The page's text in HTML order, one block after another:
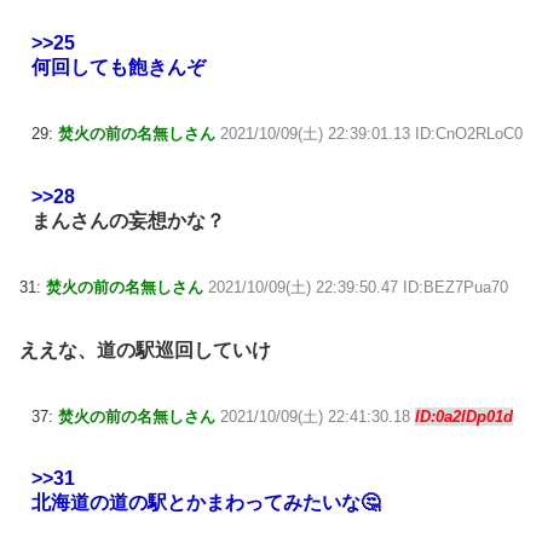
>>25
何回しても飽きんぞ
29: 焚火の前の名無しさん 2021/10/09(土) 22:39:01.13 ID:CnO2RLoC0
>>28
まんさんの妄想かな？
31: 焚火の前の名無しさん 2021/10/09(土) 22:39:50.47 ID:BEZ7Pua70
ええな、道の駅巡回していけ
37: 焚火の前の名無しさん 2021/10/09(土) 22:41:30.18 ID:0a2lDp01d
>>31
北海道の道の駅とかまわってみたいな🤔